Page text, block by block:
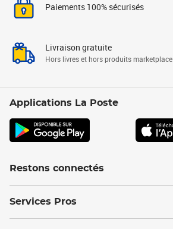
Paiements 100% sécurisés
Livraison gratuite
Hors livres et hors produits marketplace
Applications La Poste
Restons connectés
Services Pros